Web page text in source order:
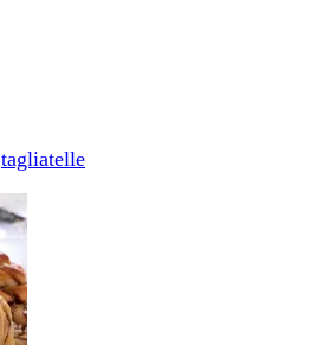
tagliatelle